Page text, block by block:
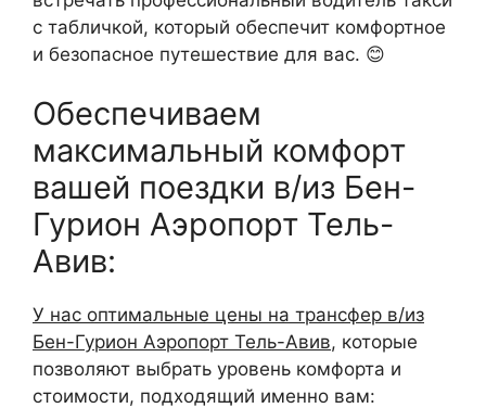
с табличкой, который обеспечит комфортное
и безопасное путешествие для вас. 😊
Обеспечиваем
максимальный комфорт
вашей поездки в/из Бен-
Гурион Аэропорт Тель-
Авив:
У нас оптимальные цены на трансфер в/из
Бен-Гурион Аэропорт Тель-Авив, которые
позволяют выбрать уровень комфорта и
стоимости, подходящий именно вам: